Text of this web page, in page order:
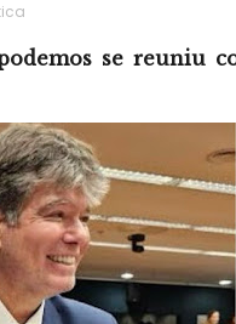
se reuniu